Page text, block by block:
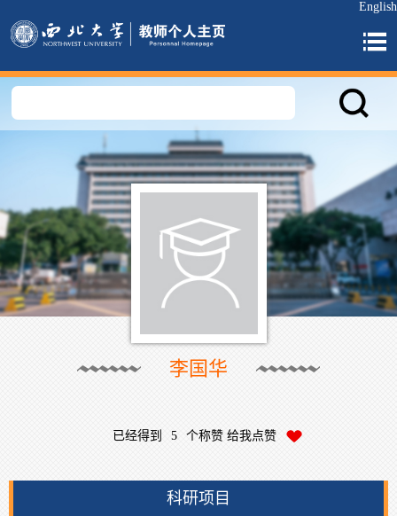
English
李国华
已经得到 5 个称赞 给我点赞
科研项目